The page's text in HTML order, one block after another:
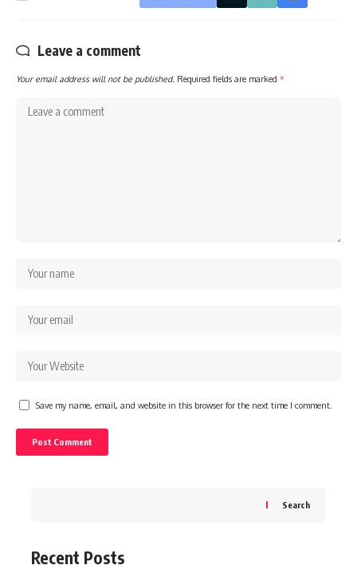
Leave a comment
Your email address will not be published. Required fields are marked *
Save my name, email, and website in this browser for the next time I comment.
Search
Recent Posts